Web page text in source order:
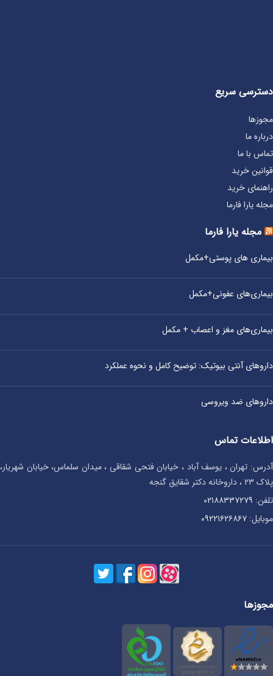
دسترسی سریع
مجوزها
درباره ما
تماس با ما
قوانین خرید
راهنمای خرید
مجله یارا فارما
مجله یارا فارما
بیماری‌ های پوستی+مکمل
بیماری‌های عفونی+مکمل
بیماری‌های مغز و اعصاب + مکمل
داروهای آنتی‌ بیوتیک: توضیح کامل و نحوه عملکرد
داروهای ضد ویروسی
اطلاعات تماس
آدرس: تهران ، یوسف آباد ، خیابان فتحی شقاقی ، میدان سلماس، خیابان شهریار،
پلاک ۲۳ ، داروخانه دکتر شقایق گنجه
تلفن: ۰۲۱۸۸۳۳۷۲۷۹
موبایل: ۰۹۲۲۱۶۲۶۸۶۷
مجوزها
خمیر دندان